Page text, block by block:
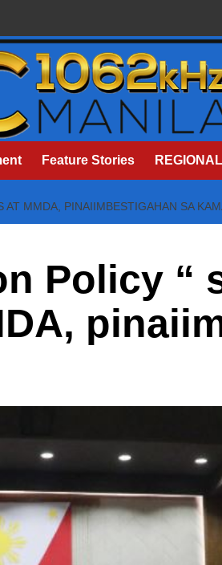
Feature Stories
AT MMDA, PINAIIMBESTIGAHAN SA
Policy “